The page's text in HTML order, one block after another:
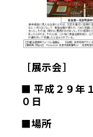
［展示会］
■ 平成２９年
０日
■場所